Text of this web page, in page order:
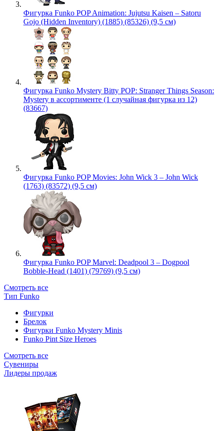
Фигурка Funko POP Animation: Jujutsu Kaisen – Satoru
Gojo (Hidden Inventory) (1885) (85326) (9,5 см)
Фигурка Funko Mystery Bitty POP: Stranger Things Season:
Mystery в ассортименте (1 случайная фигурка из 12)
(83667)
Фигурка Funko POP Movies: John Wick 3 – John Wick
(1763) (83572) (9,5 см)
Фигурка Funko POP Marvel: Deadpool 3 – Dogpool
Bobble-Head (1401) (79769) (9,5 см)
Смотреть все
Тип Funko
Фигурки
Брелок
Фигурки Funko Mystery Minis
Funko Pint Size Heroes
Смотреть все
Сувениры
Лидеры продаж